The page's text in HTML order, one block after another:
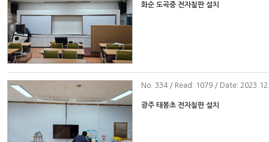
화순 도곡중 전자칠판 설치
No . 334 / Read: 1079 / Date:
광주 태봉초 전자칠판 설치